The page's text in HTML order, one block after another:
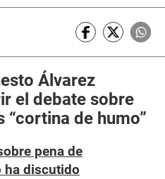
Álvarez
el debate sobre
“cortina de humo”
pena de
ha discutido